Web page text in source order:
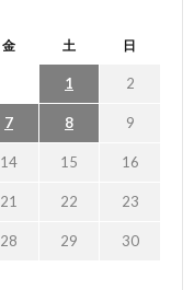
金 土 日
1 2
7 8 9
14 15 16
21 22 23
28 29 30